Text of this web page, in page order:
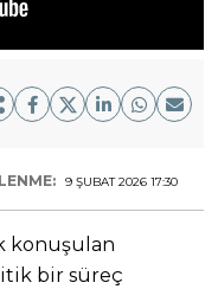
9 ŞUBAT 2026 17:30
konuşulan
bir süreç